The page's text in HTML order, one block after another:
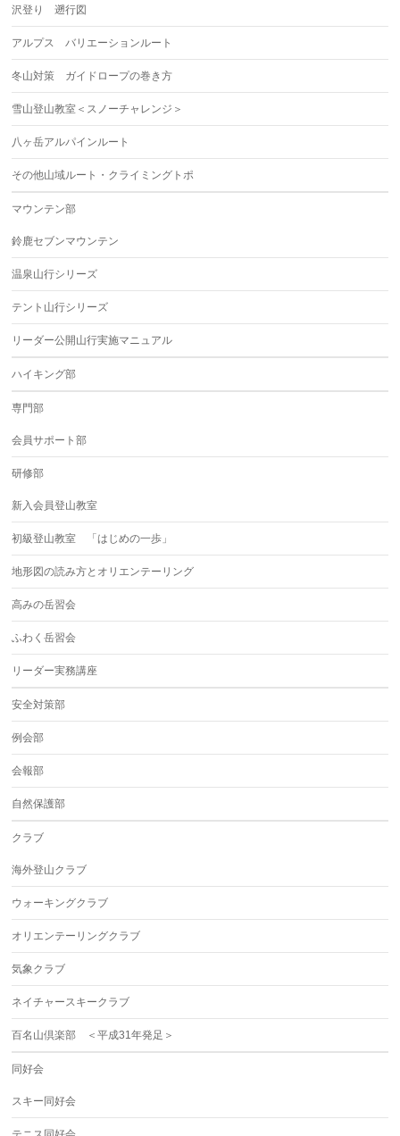
沢登り 遡行図
アルプス バリエーションルート
冬山対策 ガイドロープの巻き方
雪山登山教室＜スノーチャレンジ＞
八ヶ岳アルパインルート
その他山域ルート・クライミングトポ
マウンテン部
鈴鹿セブンマウンテン
温泉山行シリーズ
テント山行シリーズ
リーダー公開山行実施マニュアル
ハイキング部
専門部
会員サポート部
研修部
新入会員登山教室
初級登山教室 「はじめの一歩」
地形図の読み方とオリエンテーリング
高みの岳習会
ふわく岳習会
リーダー実務講座
安全対策部
例会部
会報部
自然保護部
クラブ
海外登山クラブ
ウォーキングクラブ
オリエンテーリングクラブ
気象クラブ
ネイチャースキークラブ
百名山倶楽部 ＜平成31年発足＞
同好会
スキー同好会